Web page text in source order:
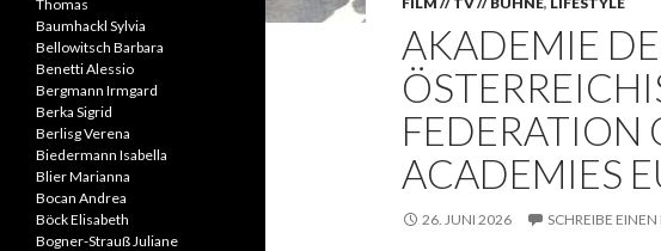
AKADEMIE
FEDERATION
ACADEMIES
26. JUNI 2026 SCHREIBE
Thomas
Baumhackl Sylvia
Bellowitsch Barbara
Benetti Alessio
Bergmann Irmgard
Berka Sigrid
Berlisg Verena
Biedermann Isabella
Blier Marianna
Bocan Andrea
Böck Elisabeth
Bogner-Strauß Juliane